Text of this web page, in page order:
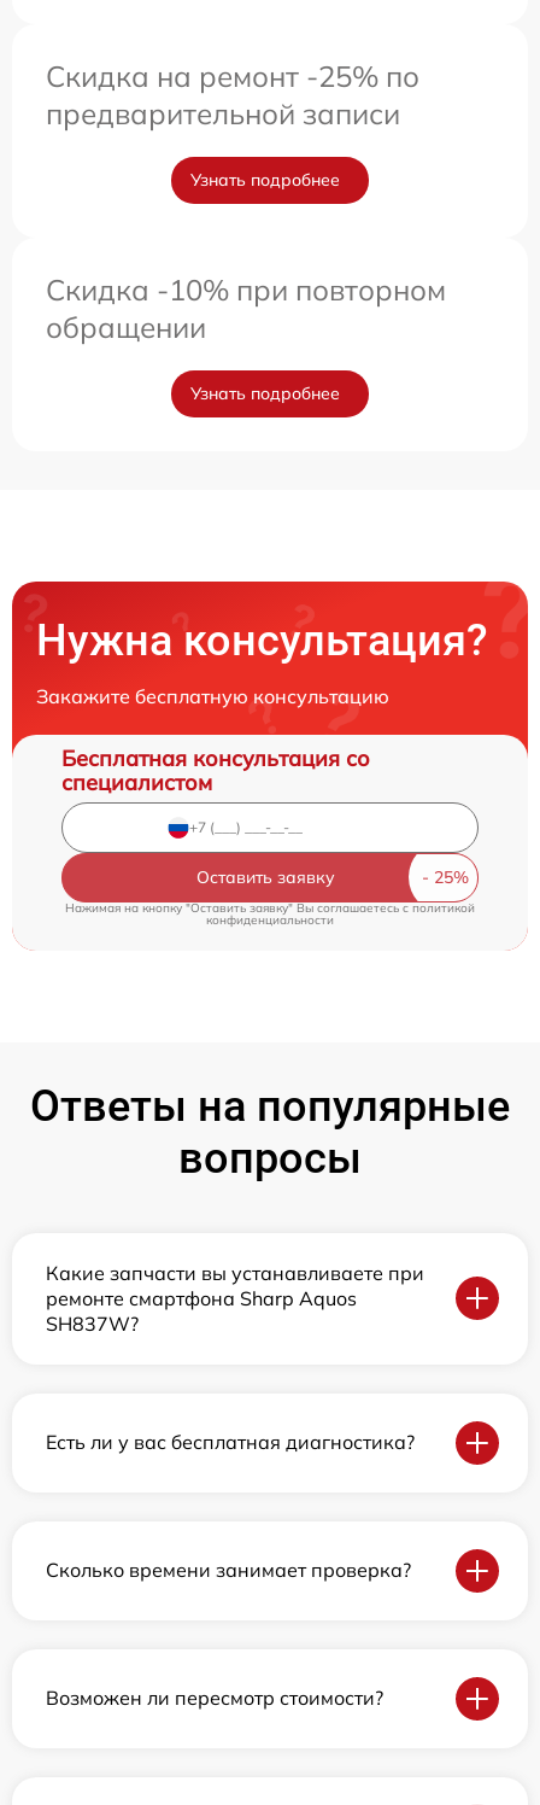
Скидка на ремонт -25% по
предварительной записи
Узнать подробнее
Скидка -10% при повторном
обращении
Узнать подробнее
Нужна консультация?
Закажите бесплатную консультацию
Бесплатная консультация со
специалистом
Оставить заявку
Нажимая на кнопку "Оставить заявку" Вы соглашаетесь cполитикой
конфиденциальности
Ответы на популярные
вопросы
Какие запчасти вы устанавливаете при
ремонте смартфона Sharp Aquos
SH837W?
Есть ли у вас бесплатная диагностика?
Сколько времени занимает проверка?
Возможен ли пересмотр стоимости?